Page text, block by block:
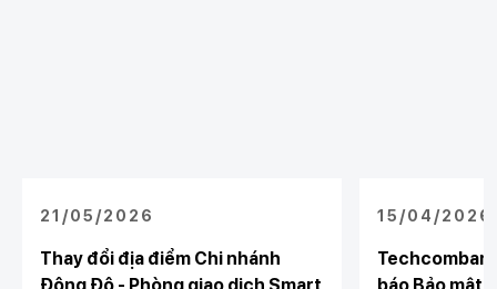
21/05/2026
Thay đổi địa điểm Chi nhánh
15/04/2026